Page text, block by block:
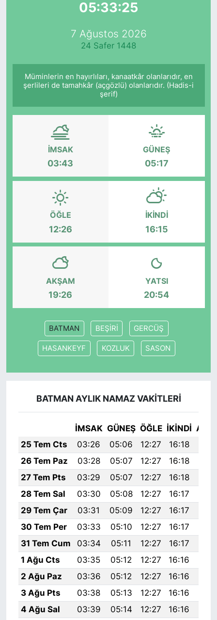
05:33:25
7 Ağustos 2026
24 Safer 1448
Müminlerin en hayırlıları, kanaatkâr olanlarıdır, en
şerlileri de tamahkâr (açgözlü) olanlarıdır. (Hadis-i
şerif)
İMSAK
03:43
GÜNEŞ
05:17
ÖĞLE
12:26
İKINDI
16:15
AKŞAM
19:26
YATSI
20:54
BATMAN BEŞİRİ GERCÜŞ
HASANKEYF KOZLUK SASON
BATMAN AYLIK NAMAZ VAKITLERI
İMSAK GÜNEŞ ÖĞLE İKINDI
25 Tem Cts
03:26 05:06 12:27 16:18
26 Tem Paz
03:28 05:07 12:27 16:18
27 Tem Pts
03:29 05:07 12:27 16:18
28 Tem Sal
03:30 05:08 12:27 16:17
29 Tem Çar
03:31 05:09 12:27 16:17
30 Tem Per
03:33 05:10 12:27 16:17
31 Tem Cum
03:34 05:11 12:27 16:17
1 Ağu Cts
03:35 05:12 12:27 16:16
2 Ağu Paz
03:36 05:12 12:27 16:16
3 Ağu Pts
03:38 05:13 12:27 16:16
4 Ağu Sal
03:39 05:14 12:27 16:16
Spor
ŞİRKET HABERLERİ
SAVUNMA SANAYİ
FUAR HABERLERİ
FUAR TAKVİMİ
Amerika Fuarları
FUAR RAPORU
FESTİVAL HABERLERİ
FESTİVAL TAKVİMİ
KONGRE HABERLERİ
KONGRE TAKVİMİ
RÖPORTAJLAR